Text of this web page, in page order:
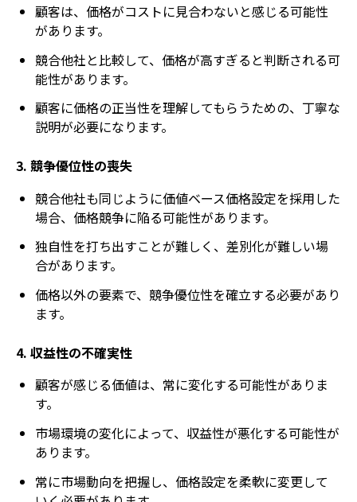
顧客は、価格がコストに見合わないと感じる可能性
があります。
競合他社と比較して、価格が高すぎると判断される可
能性があります。
顧客に価格の正当性を理解してもらうための、丁寧な
説明が必要になります。
3. 競争優位性の喪失
競合他社も同じように価値ベース価格設定を採用した
場合、価格競争に陥る可能性があります。
独自性を打ち出すことが難しく、差別化が難しい場
合があります。
価格以外の要素で、競争優位性を確立する必要があり
ます。
4. 収益性の不確実性
顧客が感じる価値は、常に変化する可能性がありま
す。
市場環境の変化によって、収益性が悪化する可能性が
あります。
常に市場動向を把握し、価格設定を柔軟に変更して